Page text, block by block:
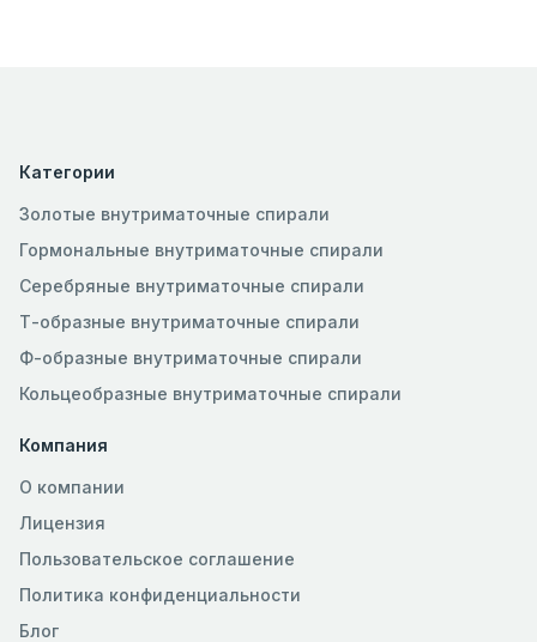
Категории
Золотые внутриматочные спирали
Гормональные внутриматочные спирали
Серебряные внутриматочные спирали
Т-образные внутриматочные спирали
Ф-образные внутриматочные спирали
Кольцеобразные внутриматочные спирали
Компания
О компании
Лицензия
Пользовательское соглашение
Политика конфиденциальности
Блог